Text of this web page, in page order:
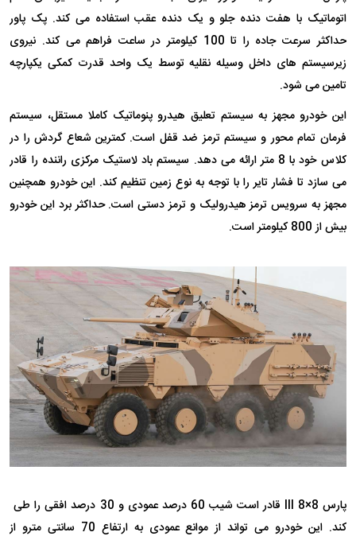
اتوماتیک با هفت دنده جلو و یک دنده عقب استفاده می کند. پک پاور
حداکثر سرعت جاده را تا 100 کیلومتر در ساعت فراهم می کند. نیروی
زیرسیستم های داخل وسیله نقلیه توسط یک واحد قدرت کمکی یکپارچه
تامین می شود.
این خودرو مجهز به سیستم تعلیق هیدرو پنوماتیک کاملا مستقل، سیستم
فرمان تمام محور و سیستم ترمز ضد قفل است. کمترین شعاع گردش را در
کلاس خود با 8 متر ارائه می دهد. سیستم باد لاستیک مرکزی راننده را قادر
می سازد تا فشار تایر را با توجه به نوع زمین تنظیم کند. این خودرو همچنین
مجهز به سرویس ترمز هیدرولیک و ترمز دستی است. حداکثر برد این خودرو
بیش از 800 کیلومتر است.
پارس III 8×8 قادر است شیب 60 درصد عمودی و 30 درصد افقی را طی
کند. این خودرو می تواند از موانع عمودی به ارتفاع 70 سانتی مترو از